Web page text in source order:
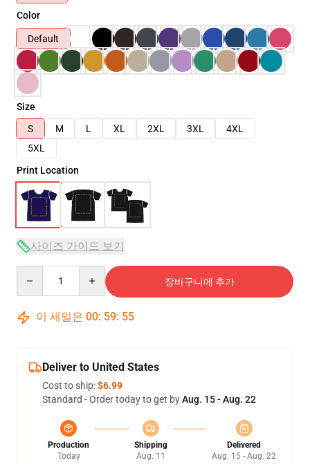
Color
Default
Size
S
M L XL 2XL 3XL
4XL
5XL
Print Location
사이즈 가이드 보기
장바구니에 추가
이 세일은 00: 59: 54
Deliver to United States
Cost to ship:$6.99
Standard - Order today to get byAug. 15 - Aug. 22
Production
Today
Shipping
Aug. 11
Delivered
Aug. 15 - Aug. 22